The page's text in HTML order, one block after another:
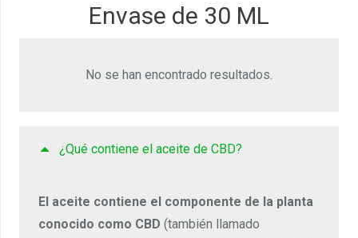
Envase de 30 ML
No se han encontrado resultados.
¿Qué contiene el aceite de CBD?
El aceite contiene el componente de la planta
conocido como CBD (también llamado